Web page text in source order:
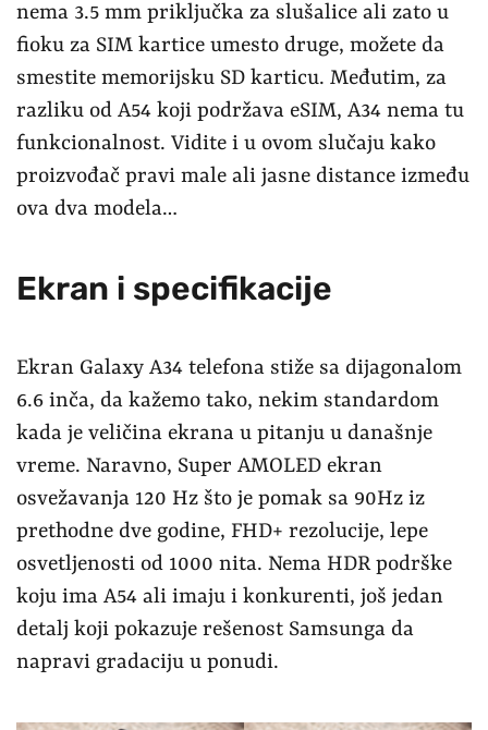
nema 3.5 mm priključka za slušalice ali zato u
fioku za SIM kartice umesto druge, možete da
smestite memorijsku SD karticu. Međutim, za
razliku od A54 koji podržava eSIM, A34 nema tu
funkcionalnost. Vidite i u ovom slučaju kako
proizvođač pravi male ali jasne distance između
ova dva modela…
Ekran i specifikacije
Ekran Galaxy A34 telefona stiže sa dijagonalom
6.6 inča, da kažemo tako, nekim standardom
kada je veličina ekrana u pitanju u današnje
vreme. Naravno, Super AMOLED ekran
osvežavanja 120 Hz što je pomak sa 90Hz iz
prethodne dve godine, FHD+ rezolucije, lepe
osvetljenosti od 1000 nita. Nema HDR podrške
koju ima A54 ali imaju i konkurenti, još jedan
detalj koji pokazuje rešenost Samsunga da
napravi gradaciju u ponudi.